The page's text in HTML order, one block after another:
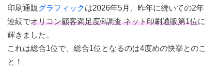
印刷通販グラフィックは2026年5月、昨年に続いての2年
連続でオリコン顧客満足度®調査 ネット印刷通販第1位に
輝きました。
これは総合1位で、総合1位となるのは4度めの快挙とのこ
と！